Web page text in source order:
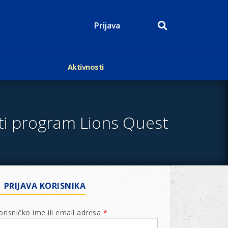
Prijava
Aktivnosti
Lions Magazin
program Lions Quest
PRIJAVA KORISNIKA
ime ili email adresa *